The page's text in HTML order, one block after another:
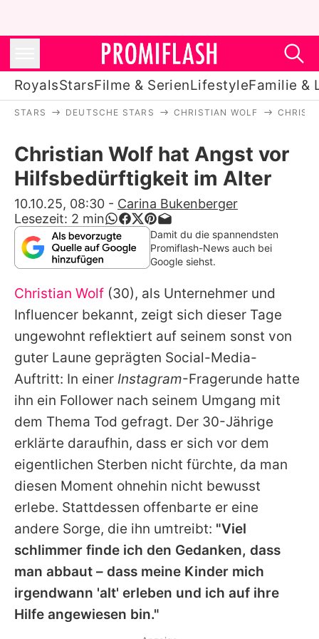
RoyalsStarsFilme & SerienLifestyleFamilie &
Stars
Filme & Serien
Lifestyle
Familie & Liebe
Alle Themen auf Promiflash
Jobs
App runterladen
Team
Redaktionelle Richtlinien
Impressum
Datenschutzerklärung
Nutzungsbedingungen
Utiq verwalten
STARS DEUTSCHE STARS CHRISTIAN WOLF
Christian Wolf hat Angst vor
Hilfsbedürftigkeit im Alter
10.10.25, 08:30 - Carina Bukenberger
Lesezeit: 2 min
Damit du die spannendsten
Promiflash-News auch bei
Google siehst.
Christian Wolf (30), als Unternehmer und
Influencer bekannt, zeigt sich dieser Tage
ungewohnt reflektiert auf seinem sonst von
guter Laune geprägten Social-Media-
Auftritt: In einer Instagram-Fragerunde hatte
ihn ein Follower nach seinem Umgang mit
dem Thema Tod gefragt. Der 30-Jährige
erklärte daraufhin, dass er sich vor dem
eigentlichen Sterben nicht fürchte, da man
diesen Moment ohnehin nicht bewusst
erlebe. Stattdessen offenbarte er eine
andere Sorge, die ihn umtreibt: "Viel
schlimmer finde ich den Gedanken, dass
man abbaut – dass meine Kinder mich
irgendwann 'alt' erleben und ich auf ihre
Hilfe angewiesen bin."